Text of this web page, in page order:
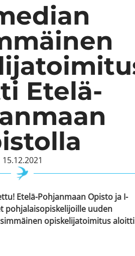
Etelä-
15.12.2021
Etelä-Pohjanmaan Opisto ja I-
pohjalaisopiskelijoille uuden
opiskelijatoimitus aloitti